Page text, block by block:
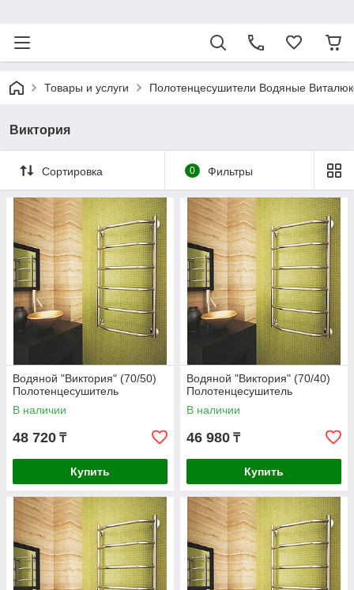
Товары и услуги Полотенцесушители Водяные
Виктория
Сортировка 0 Фильтры
Водяной "Виктория" (70/50)
Полотенцесушитель
В наличии
48 720 ₸
Купить
Водяной "Виктория" (70/40)
Полотенцесушитель
В наличии
46 980 ₸
Купить